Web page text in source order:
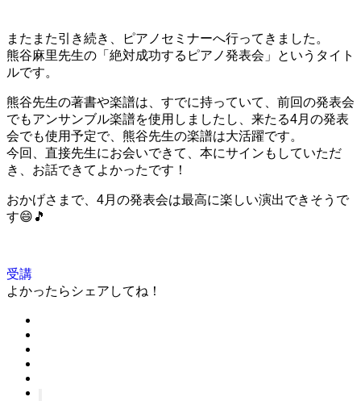
またまた引き続き、ピアノセミナーへ行ってきました。
熊谷麻里先生の「絶対成功するピアノ発表会」というタイト
ルです。
熊谷先生の著書や楽譜は、すでに持っていて、前回の発表会
でもアンサンブル楽譜を使用しましたし、来たる4月の発表
会でも使用予定で、熊谷先生の楽譜は大活躍です。
今回、直接先生にお会いできて、本にサインもしていただ
き、お話できてよかったです！
おかげさまで、4月の発表会は最高に楽しい演出できそうで
す😄🎵
受講
よかったらシェアしてね！